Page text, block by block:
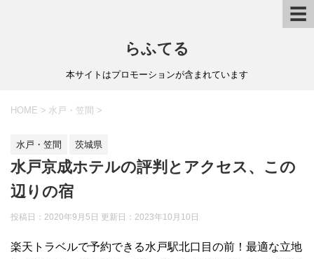
☰
らふてる
本サイトはプロモーションが含まれています
HOME > 水戸・笠間 >
水戸・笠間 茨城県
水戸京成ホテルの評判とアクセス、この
辺りの宿
投稿日：2020年9月5日 更新日： 2023年10月10日
楽天トラベルで予約できる水戸駅北口目の前！最適な立地